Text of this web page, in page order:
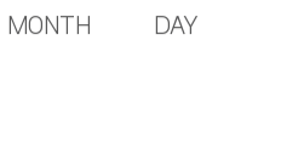
MONTH DAY